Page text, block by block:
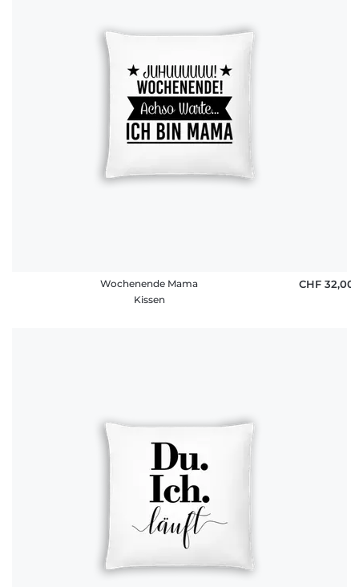
Wochenende Mama
Kissen
CHF 32,00